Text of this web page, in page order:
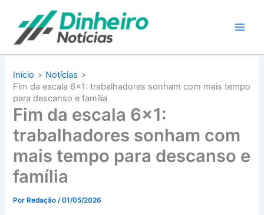
Início
Notícias
Fim da escala 6×1: trabalhadores sonham com mais tempo
para descanso e família
Fim da escala 6×1:
trabalhadores sonham com
mais tempo para descanso e
família
Por Redação/01/05/2026